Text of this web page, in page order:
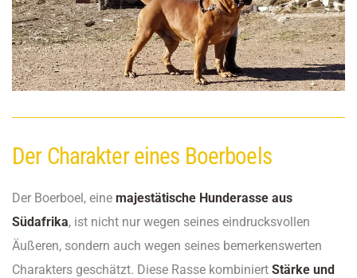
Der Charakter eines Boerboels
Der Boerboel, eine majestätische Hunderasse aus
Südafrika, ist nicht nur wegen seines eindrucksvollen
Äußeren, sondern auch wegen seines bemerkenswerten
Charakters geschätzt. Diese Rasse kombiniert Stärke und